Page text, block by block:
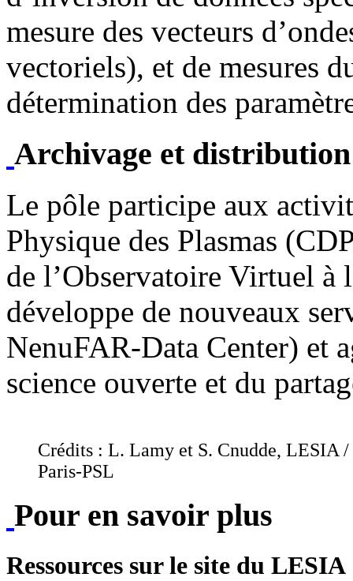
mesure des vecteurs
vectoriels), et de mesures
détermination des
Archivage et distribution
Le pôle participe aux
Physique des Plasmas
de l’Observatoire Virtuel à
développe de nouveaux
NenuFAR-Data Center) et
science ouverte et du
Crédits : L. Lamy et S. Cnudde, LESIA /
Paris-PSL
Pour en savoir plus
Ressources sur le site du LESIA